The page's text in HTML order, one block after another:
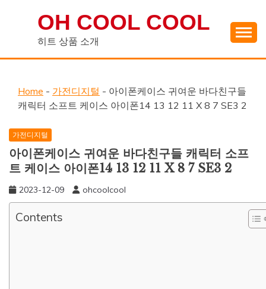
OH COOL COOL
히트 상품 소개
Home - 가전디지털 - 아이폰케이스 귀여운 바다친구들
캐릭터 소프트 케이스 아이폰14 13 12 11 X 8 7 SE3 2
가전디지털
아이폰케이스 귀여운 바다친구들 캐릭터 소프
트 케이스 아이폰14 13 12 11 X 8 7 SE3 2
2023-12-09 ohcoolcool
Contents